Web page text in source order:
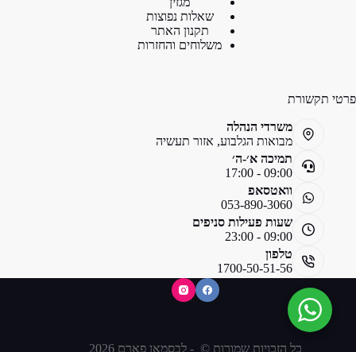
שאלות נפוצות
תקנון האתר
משלוחים והחזרות
פרטי תקשורת
משרדי הנהלה
מבואות הגלבוע, אזור תעשיה
תמיכה א׳-ה׳
09:00 - 17:00
וואטסאפ
053-890-3060
שעות פעילות סניפים
09:00 - 23:00
טלפון
1700-50-51-56
כל הזכויות שמורות © - לבסמאן פארם 2026